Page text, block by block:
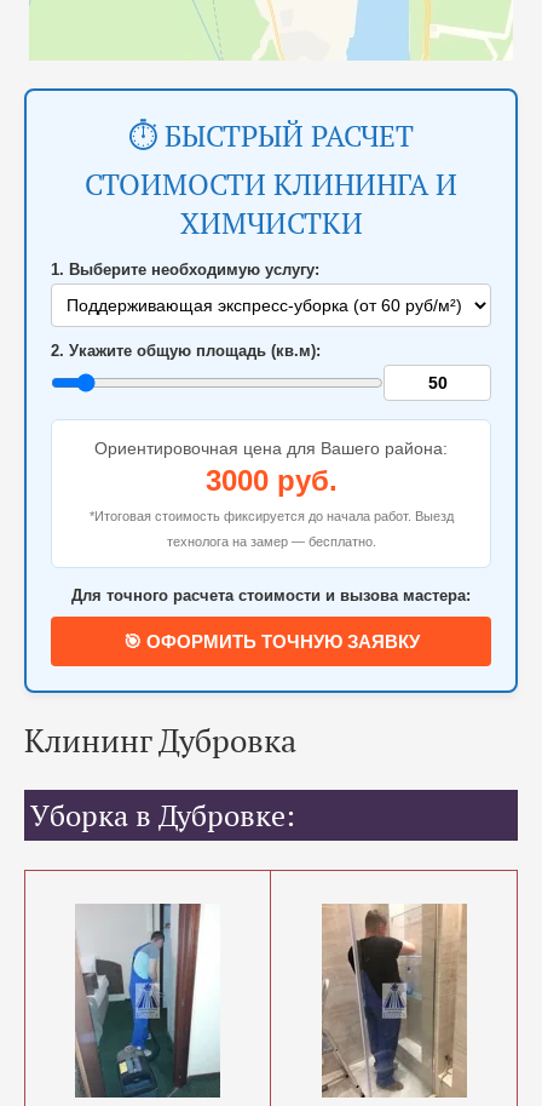
⏱️ БЫСТРЫЙ РАСЧЕТ
СТОИМОСТИ КЛИНИНГА И
ХИМЧИСТКИ
1. Выберите необходимую услугу:
2. Укажите общую площадь (кв.м):
Ориентировочная цена для Вашего района:
3000руб.
*Итоговая стоимость фиксируется до начала работ. Выезд
технолога на замер — бесплатно.
Для точного расчета стоимости и вызова мастера:
🎯 ОФОРМИТЬ ТОЧНУЮ ЗАЯВКУ
Клининг Дубровка
Уборка в Дубровке: